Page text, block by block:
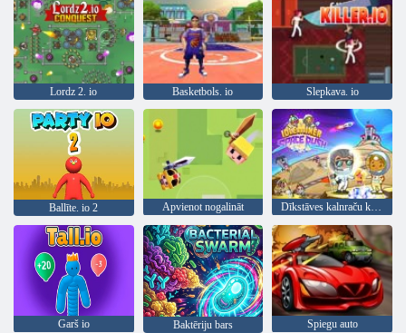
Lordz 2. io Basketbols. io Slepkava. io
Ballīte. io 2 Apvienot nogalināt Dīkstāves kalnraču kosmosa steiga
Garš io Baktēriju bars Spiegu auto